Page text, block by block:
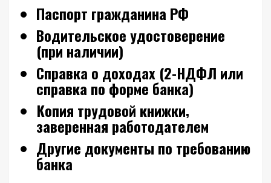
Паспорт гражданина РФ
Водительское удостоверение
(при наличии)
Справка о доходах (2-НДФЛ или
справка по форме банка)
Копия трудовой книжки‚
заверенная работодателем
Другие документы по требованию
банка